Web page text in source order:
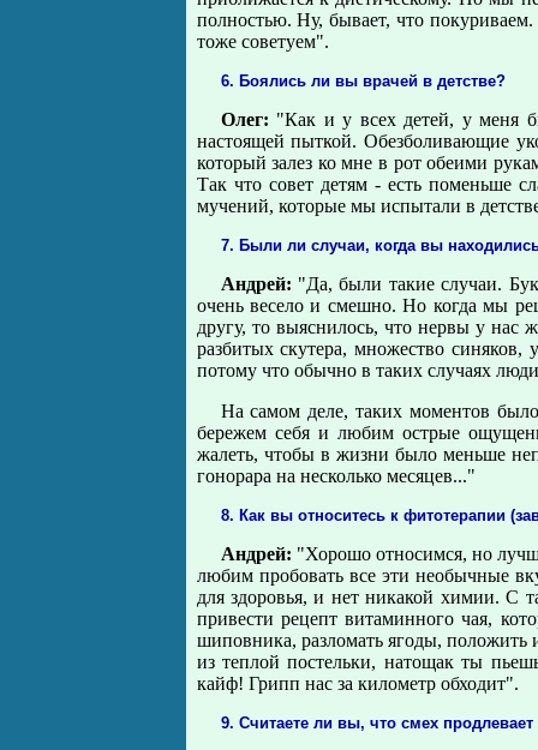
полностью. Ну, бывает, что
тоже советуем".
6. Боялись ли вы врачей в детстве?
Олег: "Как и у всех детей, у меня
настоящей пыткой. Обезболивающие
который залез ко мне в рот обеими
Так что совет детям - есть поменьше
мучений, которые мы испытали в
7. Были ли случаи, когда вы
Андрей: "Да, были такие случаи.
очень весело и смешно. Но когда мы
другу, то выяснилось, что нервы у нас
разбитых скутера, множество синяков,
потому что обычно в таких случаях
На самом деле, таких моментов
бережем себя и любим острые
жалеть, чтобы в жизни было меньше
гонорара на несколько месяцев..."
8. Как вы относитесь к фитотерапии
Андрей: "Хорошо относимся, но
любим пробовать все эти необычные
для здоровья, и нет никакой химии. С
привести рецепт витаминного чая,
шиповника, разломать ягоды, положить
из теплой постельки, натощак ты
кайф! Грипп нас за километр обходит".
9. Считаете ли вы, что смех продлевает